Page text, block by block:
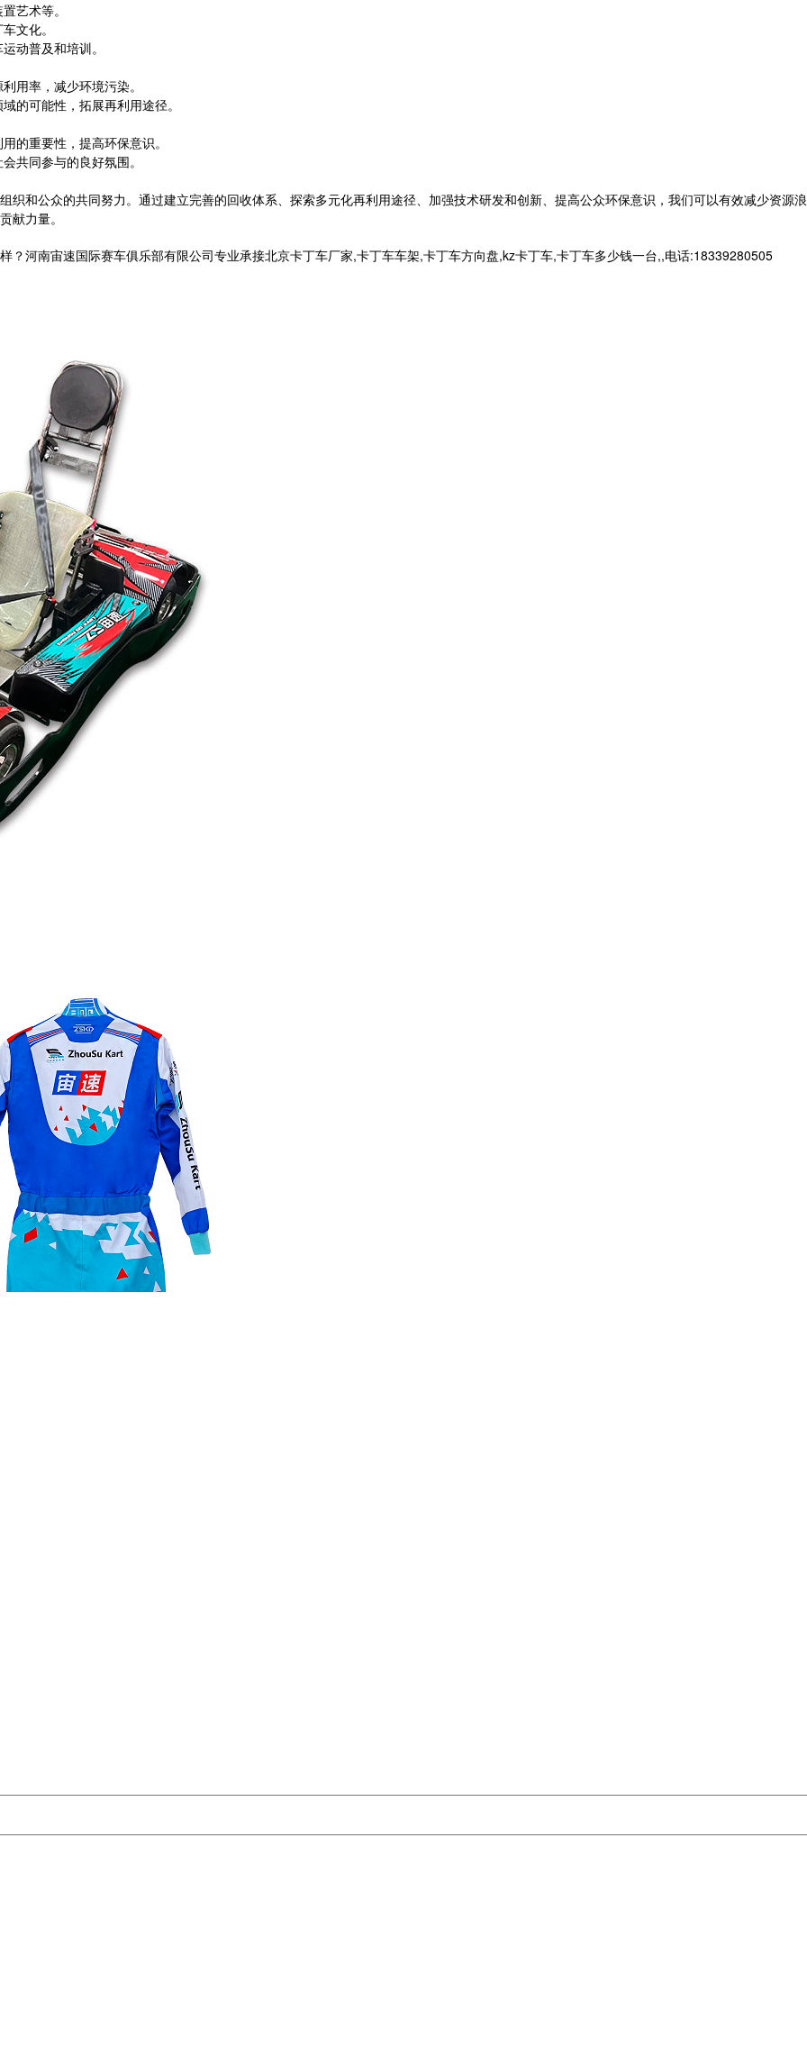
艺术等。
文化。
动普及和培训。
用率，减少环境污染。
的可能性，拓展再利用途径。
的重要性，提高环保意识。
共同参与的良好氛围。
和公众的共同努力。通过建立完善的回收体系、探索多元化再利用途径、加强技术研发和创新、提高公众环保意识，我们可以有效减少资源浪
献力量。
？河南宙速国际赛车俱乐部有限公司专业承接北京卡丁车厂家,卡丁车车架,卡丁车方向盘,kz卡丁车,卡丁车多少钱一台,,电话:18339280505